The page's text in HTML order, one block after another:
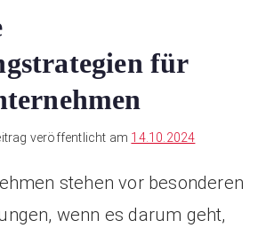
für
veröffentlicht am 14.10.2024
stehen vor besonderen
wenn es darum geht,